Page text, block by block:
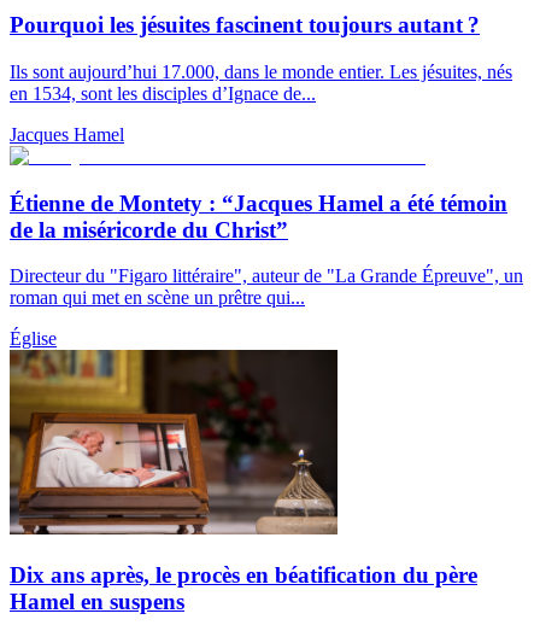
Pourquoi les jésuites fascinent toujours autant ?
Ils sont aujourd’hui 17.000, dans le monde entier. Les jésuites, nés
en 1534, sont les disciples d’Ignace de...
Jacques Hamel
Étienne de Montety : “Jacques Hamel a été témoin
de la miséricorde du Christ”
Directeur du "Figaro littéraire", auteur de "La Grande Épreuve", un
roman qui met en scène un prêtre qui...
Église
Dix ans après, le procès en béatification du père
Hamel en suspens